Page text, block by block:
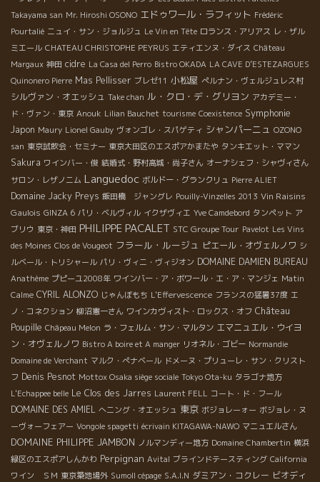
Takayama san Mr. Hiroshi OSONO エドゥワール・ラフィット Frédéric
Pourtalié ニュイ・サン・ジョルジュ Le Vin en Tête ロランス・アリアス レ・ザル
ミエール CHATEAU CHRISTOPHE PEYRUS エティエンヌ・ダイス Château
Margaux 神田 cidre La Casa del Perro Bistro OKADA LA CAVE D’ESTEZARGUES
Quinonero Pierre Mas Pellisser ブレゼ11 小松屋 ぺルナン・ヴェルジュレス村
シルヴァン・オエッシュ Take chan ル・クロ・デ・グリヨン アカデミー・
ド・ヴァン・東京 Anouk Lilian Bauchet tourisme Coexistence Symphonie
Japon Maury Lionel Gauby ヴォンゴレ・スパゲティ シャンパーニュ OZONO
san 東京試飲会・セミナー 東京大田区のエスポアかまたや タンキエット・ママン
Sakura ワインバー・俊 結婚式・野村高城・尚子さん オーナシェフ・シャヴィさん
サロン・レザノニム Languedoc ボルドー・グランクリュ Pierre ALIET
Domaine Jacky Preys 飯田橋 ジャングレ Pouilly-Vinzelles 2013 Vin Raisins
Gaulois GINZA 6 パリ・ベルヴィル イクザヴィエ Yve Camdebord タンペット ア
ブリウ 東京・神田 PHILIPPE PACALET STC Groupe Tour Pavelot Les Vins
des Moines Clos de Vougeot フラール・ルージュ ピエール・オヴェルノワ シ
ルベール・トリシャール パリ・ヴィニ・ヴィジオン DOMAINE DAMIEN BUREAU
Anathème プピーユ2008年 ワインバー・ア・ボワール・エ・ア・マンジェ Matin
Calme CYRIL ALONZO じゃんぼもち L'Effervescence フランスの猛暑37度 エ
ノ・コネクション 柳沼憲一さん ワインカヴィスト・ロックス・オフ Château
Poupille Châpeau Melon ラ・フェルム・サン・マルタン エマニュエル・ウイヨ
ン・オヴェルノワ Bistro A boire et A manger リオネル・ゴビー Normandie
Domaine de Verchant マルク・ぺナベール ドメーヌ・プリューレ・サン・クリスト
フ Denis Pesnot Mottox Osaka siège sociale Tokyo Ota-ku タラゴナ地方
L'Echappee belle Le Clos des Jarres Laurent FELL コート・ド・フール
DOMAINE DES AMIEL へニング・オエッシュ 東京 ボジョレーォー ボジョレ・ヌ
ーヴォーフェアー Vongole spagetti écrivain KITAGAWA-NAWO マニュエルさん
DOMAINE PHILIPPE JAMBON ノルマンディー地方 Domaine Chambertin 横浜
緑区のエスポアしんかわ Perpignan Avital ブラインドテースティング California
ワイン ＳＭ 東京築地場外 Sumoll cépage S.A.I.N ダミアン・コクレー ビオディ